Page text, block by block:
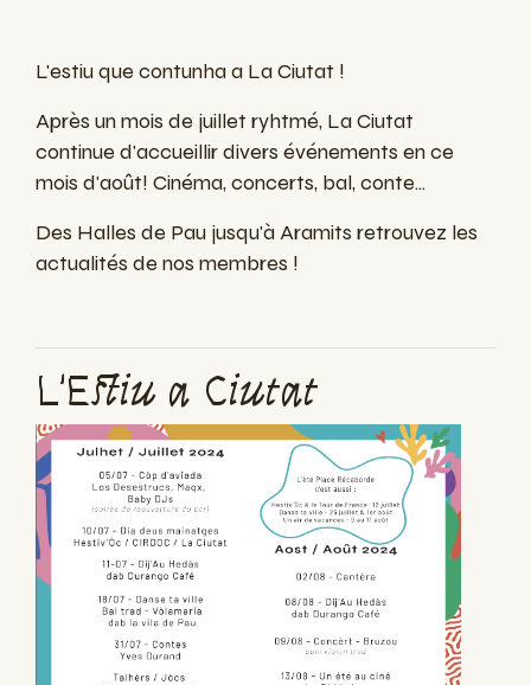
L'estiu que contunha a La Ciutat !
Après un mois de juillet ryhtmé, La Ciutat
continue d'accueillir divers événements en ce
mois d'août! Cinéma, concerts, bal, conte...
Des Halles de Pau jusqu'à Aramits retrouvez les
actualités de nos membres !
L'Estiu a Ciutat